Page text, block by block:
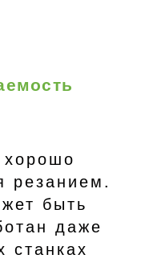
резанием.
быть
даже
станках